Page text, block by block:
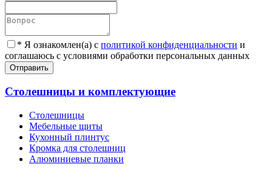
* Я ознакомлен(а) с политикой конфиденциальности и
соглашаюсь с условиями обработки персональных данных
Отправить
Столешницы и комплектующие
Столешницы
Мебельные щиты
Кухонный плинтус
Кромка для столешниц
Алюминиевые планки